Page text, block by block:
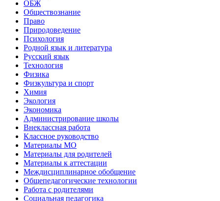
ОБЖ
Обществознание
Право
Природоведение
Психология
Родной язык и литература
Русский язык
Технология
Физика
Физкультура и спорт
Химия
Экология
Экономика
Администрирование школы
Внеклассная работа
Классное руководство
Материалы МО
Материалы для родителей
Материалы к аттестации
Междисциплинарное обобщение
Общепедагогические технологии
Работа с родителями
Социальная педагогика